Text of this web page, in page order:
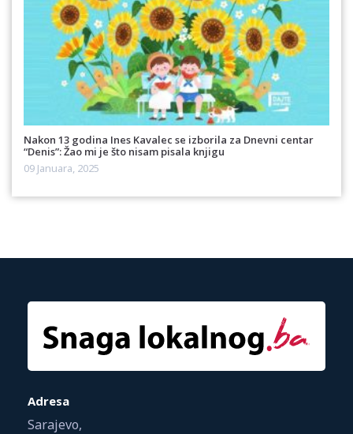
Nakon 13 godina Ines Kavalec se izborila za Dnevni centar
“Denis”: Žao mi je što nisam pisala knjigu
09 Januara, 2025
Adresa
Sarajevo,